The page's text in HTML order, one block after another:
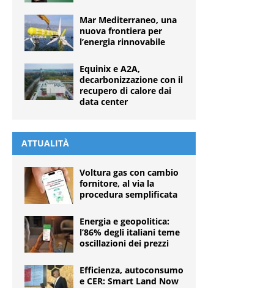
Mar Mediterraneo, una
nuova frontiera per
l’energia rinnovabile
Equinix e A2A,
decarbonizzazione con il
recupero di calore dai
data center
ATTUALITÀ
Voltura gas con cambio
fornitore, al via la
procedura semplificata
Energia e geopolitica:
l’86% degli italiani teme
oscillazioni dei prezzi
Efficienza, autoconsumo
e CER: Smart Land Now